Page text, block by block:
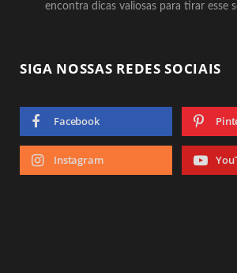
encontra dicas valiosas para tirar esse
SIGA NOSSAS REDES SOCIAIS
Facebook
Instagram